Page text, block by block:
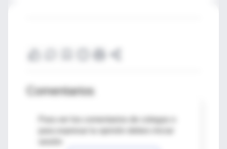
Comentarios
Para ver los comentarios de colegas o